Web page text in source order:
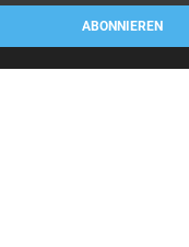
ABONNIEREN